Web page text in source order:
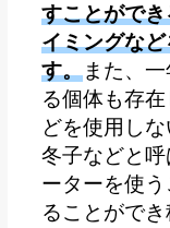
すことがで
イミングな
す。また、一
る個体も存
どを使用し
冬子などと
ーターを使
ることがで